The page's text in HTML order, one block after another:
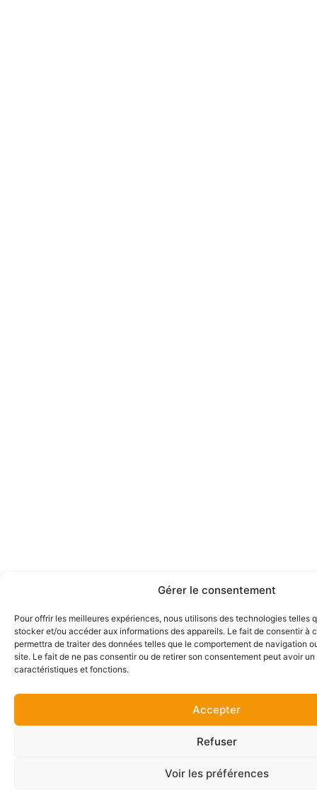
Gérer le consentement
Pour offrir les meilleures expériences, nous utilisons des technologies telles
stocker et/ou accéder aux informations des appareils. Le fait de consentir à
permettra de traiter des données telles que le comportement de navigation
site. Le fait de ne pas consentir ou de retirer son consentement peut avoir
caractéristiques et fonctions.
Accepter
Refuser
Voir les préférences